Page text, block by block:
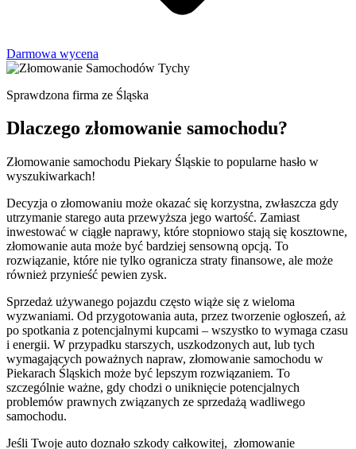
Darmowa wycena
Sprawdzona firma ze Śląska
Dlaczego złomowanie samochodu?
Złomowanie samochodu Piekary Śląskie to popularne hasło w
wyszukiwarkach!
Decyzja o złomowaniu może okazać się korzystna, zwłaszcza gdy
utrzymanie starego auta przewyższa jego wartość. Zamiast
inwestować w ciągłe naprawy, które stopniowo stają się kosztowne,
złomowanie auta może być bardziej sensowną opcją. To
rozwiązanie, które nie tylko ogranicza straty finansowe, ale może
również przynieść pewien zysk.
Sprzedaż używanego pojazdu często wiąże się z wieloma
wyzwaniami. Od przygotowania auta, przez tworzenie ogłoszeń, aż
po spotkania z potencjalnymi kupcami – wszystko to wymaga czasu
i energii. W przypadku starszych, uszkodzonych aut, lub tych
wymagających poważnych napraw, złomowanie samochodu w
Piekarach Śląskich może być lepszym rozwiązaniem. To
szczególnie ważne, gdy chodzi o uniknięcie potencjalnych
problemów prawnych związanych ze sprzedażą wadliwego
samochodu.
Jeśli Twoje auto doznało szkody całkowitej, złomowanie